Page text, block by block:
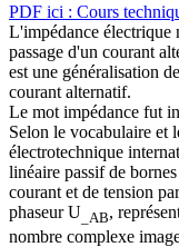
PDF ici : Cours
L'impédance électrique
passage d'un courant
est une généralisation
courant alternatif.
Le mot impédance fut
Selon le vocabulaire et
électrotechnique
linéaire passif de
courant et de tension
phaseur U _AB,
nombre complexe